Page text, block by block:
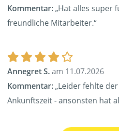
Kommentar:„Hat alles super
freundliche Mitarbeiter.“
Annegret S.am 11.07.2026
Kommentar:„Leider fehlte
Ankunftszeit - ansonsten hat